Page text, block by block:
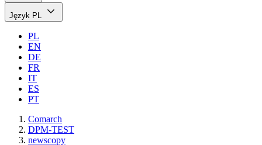
Język PL
PL
EN
DE
FR
IT
ES
PT
Comarch
DPM-TEST
newscopy